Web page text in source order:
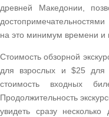
древней Македонии,
на это минимум времени и
Стоимость обзорной
для взрослых и $25
стоимость входных
Продолжительность
увидеть сразу